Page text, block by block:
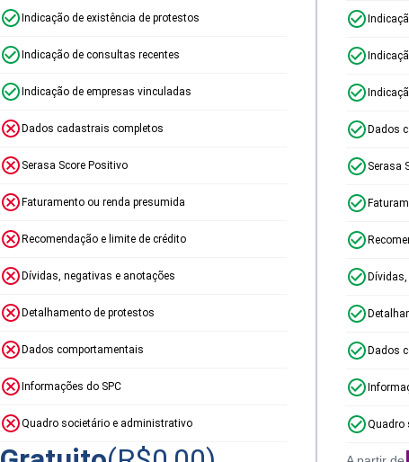
Indicação de existência de protestos
Indicação de consultas recentes
Indicação de empresas vinculadas
Dados cadastrais completos
Serasa Score Positivo
Faturamento ou renda presumida
Recomendação e limite de crédito
Dívidas, negativas e anotações
Detalhamento de protestos
Dados comportamentais
Informações do SPC
Quadro societário e administrativo
Dados
Serasa
Dados
Quadro